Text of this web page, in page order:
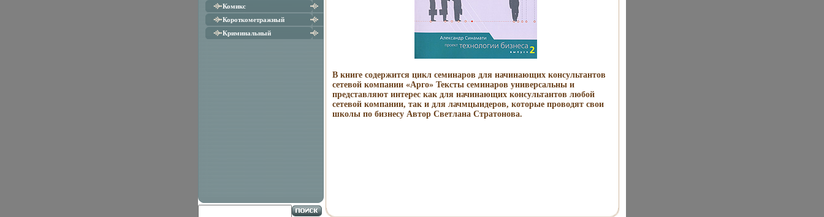
Комикс
Короткометражный
Криминальный
В книге содержится цикл семинаров для начинающих консультантов
сетевой компании «Арго» Тексты семинаров универсальны и
представляют интерес как для начинающих консультантов любой
сетевой компании, так и для лачмцыидеров, которые проводят свои
школы по бизнесу Автор Светлана Стратонова.